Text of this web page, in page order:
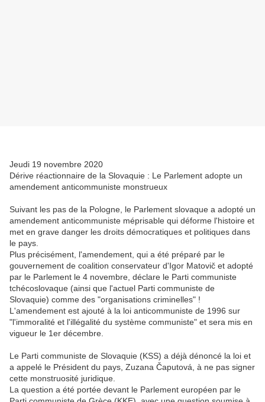
Jeudi 19 novembre 2020
Dérive réactionnaire de la Slovaquie : Le Parlement adopte un
amendement anticommuniste monstrueux
Suivant les pas de la Pologne, le Parlement slovaque a adopté un
amendement anticommuniste méprisable qui déforme l'histoire et
met en grave danger les droits démocratiques et politiques dans
le pays.
Plus précisément, l'amendement, qui a été préparé par le
gouvernement de coalition conservateur d'Igor Matovič et adopté
par le Parlement le 4 novembre, déclare le Parti communiste
tchécoslovaque (ainsi que l'actuel Parti communiste de
Slovaquie) comme des "organisations criminelles" !
L'amendement est ajouté à la loi anticommuniste de 1996 sur
"l'immoralité et l'illégalité du système communiste" et sera mis en
vigueur le 1er décembre.
Le Parti communiste de Slovaquie (KSS) a déjà dénoncé la loi et
a appelé le Président du pays, Zuzana Čaputová, à ne pas signer
cette monstruosité juridique.
La question a été portée devant le Parlement européen par le